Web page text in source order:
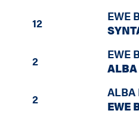
12 EWE
2 EWE
ALBA
2 ALBA
EWE